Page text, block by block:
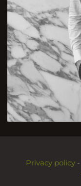
Privacy policy-